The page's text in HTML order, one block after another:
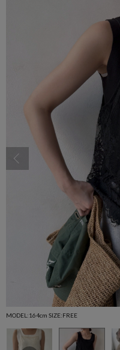
MODEL:164cm SIZE:FREE